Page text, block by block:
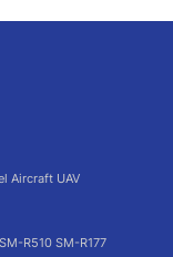
Aircraft UAV
R510 SM-R177